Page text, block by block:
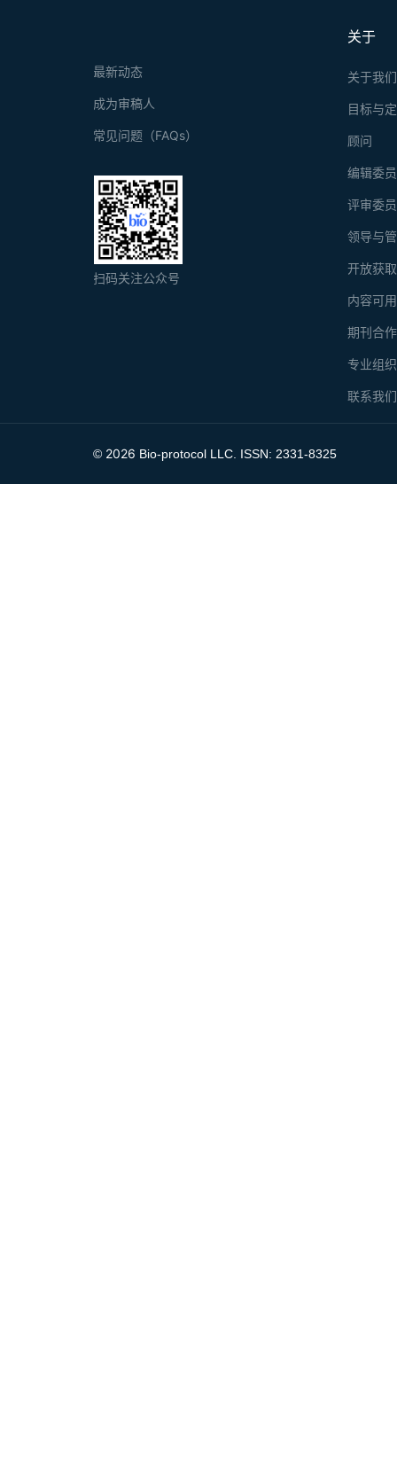
关于
关于我们
目标与
顾问
编辑委
评审委
领导与
开放获
内容可
期刊合
专业组
联系我们
最新动态
成为审稿人
常见问题（FAQs）
扫码关注公众号
© 2026 Bio-protocol LLC. ISSN: 2331-8325